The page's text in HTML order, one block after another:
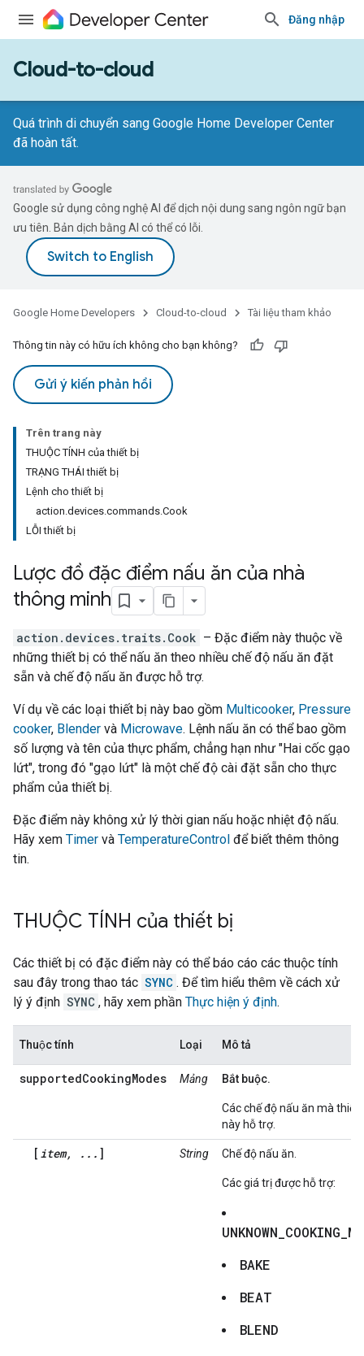
Đăng nhập
Cloud-to-cloud
Quá trình di chuyển sang Google Home Developer Center
đã hoàn tất.
Google sử dụng công nghệ AI để dịch nội dung sang ngôn ngữ bạn
ưu tiên. Bản dịch bằng AI có thể có lỗi.
Google Home Developers Cloud-to-cloud Tài liệu tham khảo
Thông tin này có hữu ích không cho bạn không?
Gửi ý kiến phản hồi
Trên trang này
THUỘC TÍNH của thiết bị
TRẠNG THÁI thiết bị
Lệnh cho thiết bị
action.devices.commands.Cook
LỖI thiết bị
Lược đồ đặc điểm nấu ăn của nhà
thông minh
action.devices.traits.Cook – Đặc điểm này thuộc về
những thiết bị có thể nấu ăn theo nhiều chế độ nấu ăn đặt
sẵn và chế độ nấu ăn được hỗ trợ.
Ví dụ về các loại thiết bị này bao gồm Multicooker, Pressure
cooker, Blender và Microwave. Lệnh nấu ăn có thể bao gồm
số lượng và tên của thực phẩm, chẳng hạn như "Hai cốc gạo
lứt", trong đó "gạo lứt" là một chế độ cài đặt sẵn cho thực
phẩm của thiết bị.
Đặc điểm này không xử lý thời gian nấu hoặc nhiệt độ nấu.
Hãy xem Timer và TemperatureControl để biết thêm thông
tin.
THUỘC TÍNH của thiết bị
Các thiết bị có đặc điểm này có thể báo cáo các thuộc tính
sau đây trong thao tác SYNC . Để tìm hiểu thêm về cách xử
lý ý định SYNC , hãy xem phần Thực hiện ý định.
Thuộc tính Loại Mô tả
supportedCookingModes Mảng Bắt buộc.
Các chế độ nấu ăn mà thiết
này hỗ trợ.
[ item, ... ] String Chế độ nấu ăn.
Các giá trị được hỗ trợ:
BAKE
BEAT
BLEND